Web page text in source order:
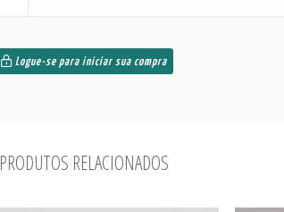
Logue-se para iniciar sua compra
PRODUTOS RELACIONADOS